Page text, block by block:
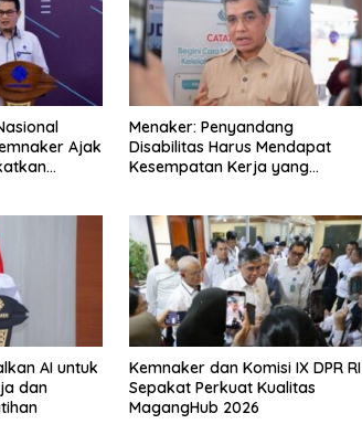
Ajak
Menaker: Penyandang
Disabilitas Harus Mendapat
Kesempatan Kerja yang
AI untuk
dan
Kemnaker dan Komisi IX DPR RI
Sepakat Perkuat Kualitas
MagangHub 2026